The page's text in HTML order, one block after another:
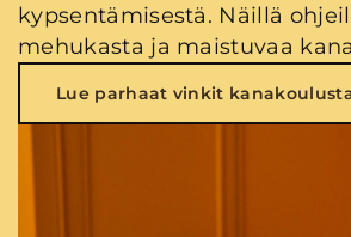
kypsentämisestä. Näillä
mehukasta ja maistuvaa
Lue parhaat vinkit